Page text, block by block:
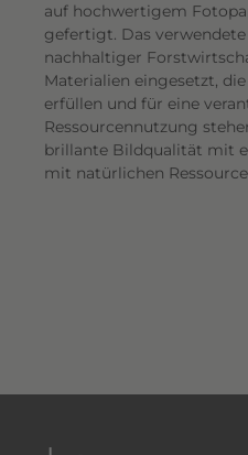
auf hochwertigem
gefertigt. Das
nachhaltiger
Materialien eingesetzt,
erfüllen und für eine
Ressourcennutzung
brillante Bildqualität mit
mit natürlichen